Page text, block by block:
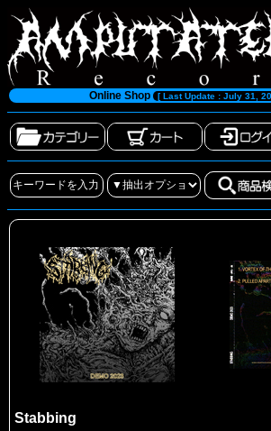
Online Shop [ Last Update : July 31,
Stabbing